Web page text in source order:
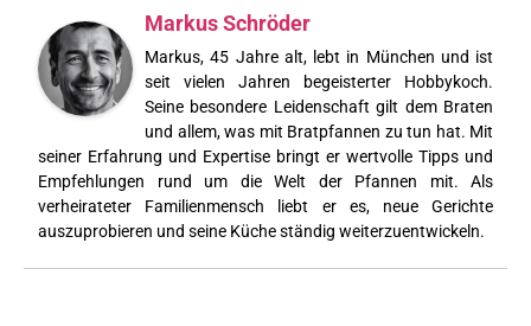
Markus Schröder
Markus, 45 Jahre alt, lebt in München und ist
seit vielen Jahren begeisterter Hobbykoch.
Seine besondere Leidenschaft gilt dem Braten
und allem, was mit Bratpfannen zu tun hat. Mit
seiner Erfahrung und Expertise bringt er wertvolle Tipps und
Empfehlungen rund um die Welt der Pfannen mit. Als
verheirateter Familienmensch liebt er es, neue Gerichte
auszuprobieren und seine Küche ständig weiterzuentwickeln.